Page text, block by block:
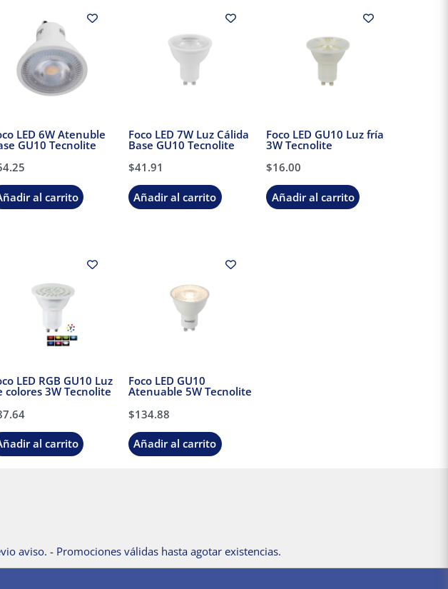
LED 6W Atenuble
GU10 Tecnolite
al carrito
Foco LED 7W Luz Cálida
Base GU10 Tecnolite
$41.91
Añadir al carrito
Foco LED GU10 Luz fría
3W Tecnolite
$16.00
Añadir al carrito
LED RGB GU10 Luz
de colores 3W Tecnolite
al carrito
Foco LED GU10
Atenuable 5W Tecnolite
$134.88
Añadir al carrito
aviso. - Promociones válidas hasta agotar existencias.